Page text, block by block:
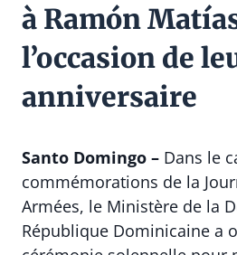
à Ramón
l’occasion de
anniversaire
Santo Domingo – Dans le
commémorations de la
Armées, le Ministère de la
République Dominicaine a